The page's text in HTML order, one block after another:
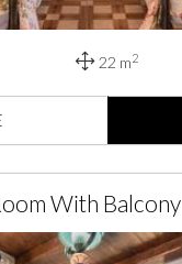
22 m2
With Balcony